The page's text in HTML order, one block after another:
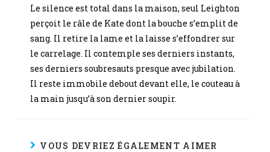
Le silence est total dans la maison, seul Leighton
perçoit le râle de Kate dont la bouche s’emplit de
sang. Il retire la lame et la laisse s’effondrer sur
le carrelage. Il contemple ses derniers instants,
ses derniers soubresauts presque avec jubilation.
Il reste immobile debout devant elle, le couteau à
la main jusqu’à son dernier soupir.
VOUS DEVRIEZ ÉGALEMENT AIMER